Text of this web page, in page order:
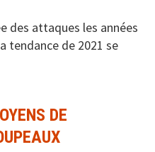
des attaques les années
tendance de 2021 se
DE